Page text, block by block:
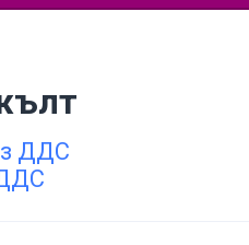
ДДС